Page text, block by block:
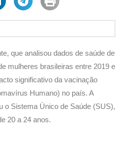
que analisou dados de saúde de
mulheres brasileiras entre 2019 e
significativo da vacinação
Humano) no país. A
o Sistema Único de Saúde (SUS),
20 a 24 anos.